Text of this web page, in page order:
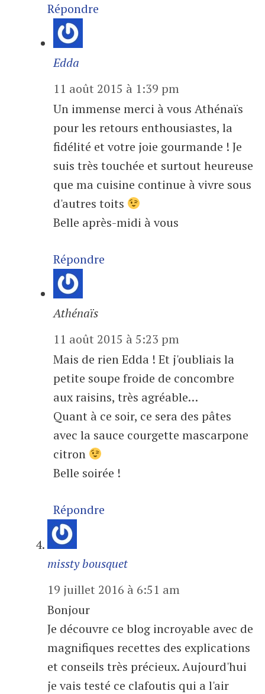
Répondre
Edda
11 août 2015 à 1:39 pm
Un immense merci à vous Athénaïs
pour les retours enthousiastes, la
fidélité et votre joie gourmande ! Je
suis très touchée et surtout heureuse
que ma cuisine continue à vivre sous
d'autres toits
Belle après-midi à vous
Répondre
Athénaïs
11 août 2015 à 5:23 pm
Mais de rien Edda ! Et j'oubliais la
petite soupe froide de concombre
aux raisins, très agréable…
Quant à ce soir, ce sera des pâtes
avec la sauce courgette mascarpone
citron
Belle soirée !
Répondre
missty bousquet
19 juillet 2016 à 6:51 am
Bonjour
Je découvre ce blog incroyable avec de
magnifiques recettes des explications
et conseils très précieux. Aujourd'hui
je vais testé ce clafoutis qui a l'air